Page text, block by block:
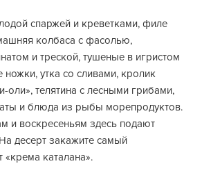
спаржей и креветками, филе
колбаса с фасолью,
и треской, тушеные в игристом
ножки, утка со сливами, кролик
оли», телятина с лесными грибами,
и блюда из рыбы морепродуктов.
и воскресеньям здесь подают
десерт закажите самый
«крема каталана».